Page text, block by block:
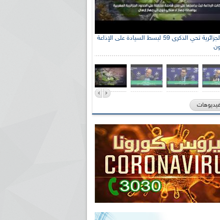
الإذاعة الجزائرية تحي الذكرى 59 لبسط السيادة على الإذاعة